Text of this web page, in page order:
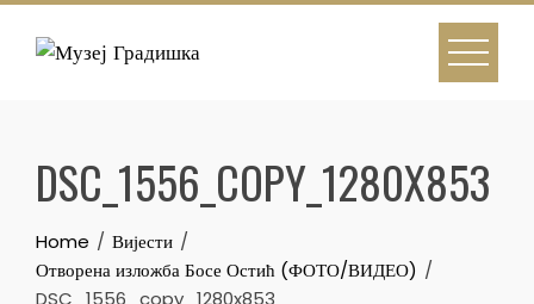
Skip
DSC_1556_COPY_1280X853
Home
Вијести
Отворена изложба Босе Остић (ФОТО/ВИДЕО)
DSC_1556_copy_1280x853